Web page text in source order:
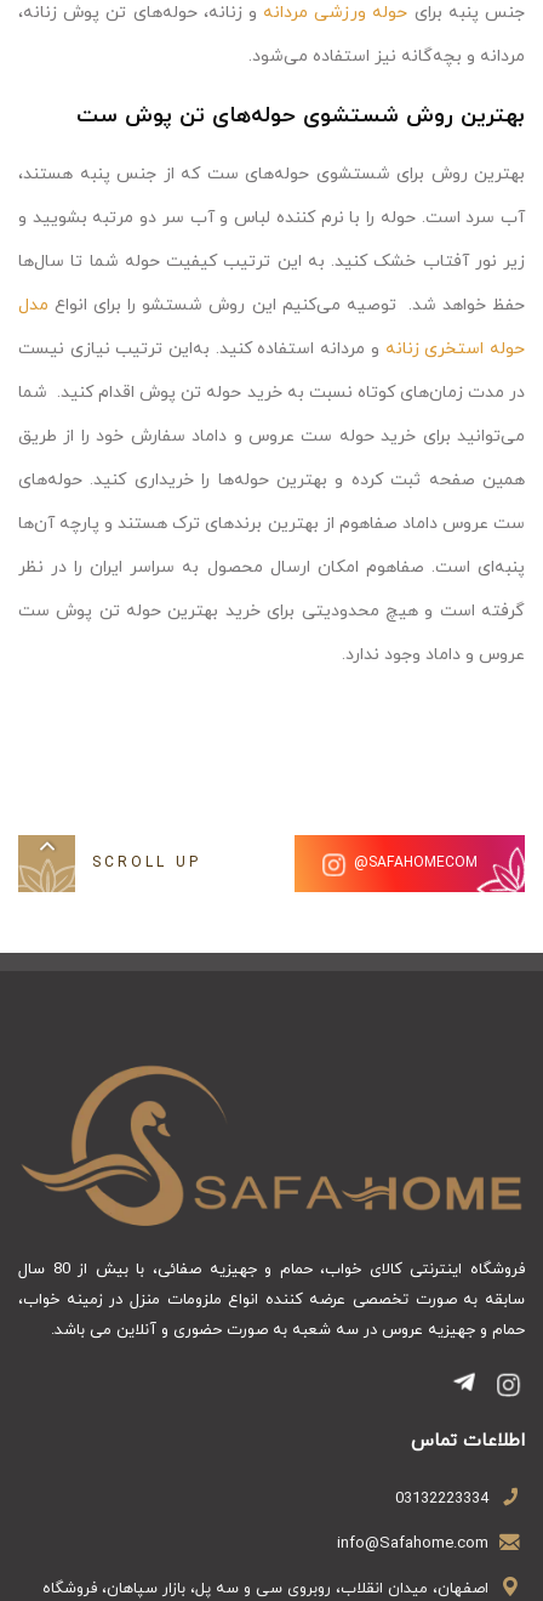
جنس پنبه برای حوله ورزشی مردانه و زنانه، حوله‌های تن پوش زنانه،
مردانه و بچه‌گانه نیز استفاده می‌شود.
بهترین روش شستشوی حوله‌های تن پوش ست
بهترین روش برای شستشوی حوله‌های ست که از جنس پنبه هستند،
آب سرد است. حوله را با نرم کننده لباس و آب سر دو مرتبه بشویید و
زیر نور آفتاب خشک کنید. به این ترتیب کیفیت حوله شما تا سال‌ها
حفظ خواهد شد. توصیه می‌کنیم این روش شستشو را برای انواع مدل
حوله استخری زنانه و مردانه استفاده کنید. به‌این ترتیب نیازی نیست
در مدت زمان‌های کوتاه نسبت به خرید حوله تن پوش اقدام کنید. شما
می‌توانید برای خرید حوله ست عروس و داماد سفارش خود را از طریق
همین صفحه ثبت کرده و بهترین حوله‌ها را خریداری کنید. حوله‌های
ست عروس داماد صفاهوم از بهترین برندهای ترک هستند و پارچه آن‌ها
پنبه‌ای است. صفاهوم امکان ارسال محصول به سراسر ایران را در نظر
گرفته است و هیچ محدودیتی برای خرید بهترین حوله تن پوش ست
عروس و داماد وجود ندارد.
SAFAHOMECOM@
SCROLL UP
فروشگاه اینترنتی کالای خواب، حمام و جهیزیه صفائی، با بیش از 80 سال
سابقه به صورت تخصصی عرضه کننده انواع ملزومات منزل در زمینه خواب،
حمام و جهیزیه عروس در سه شعبه به صورت حضوری و آنلاین می باشد.
اطلاعات تماس
03132223334
info@Safahome.com
اصفهان، میدان انقلاب، روبروی سی و سه پل، بازار سپاهان، فروشگاه